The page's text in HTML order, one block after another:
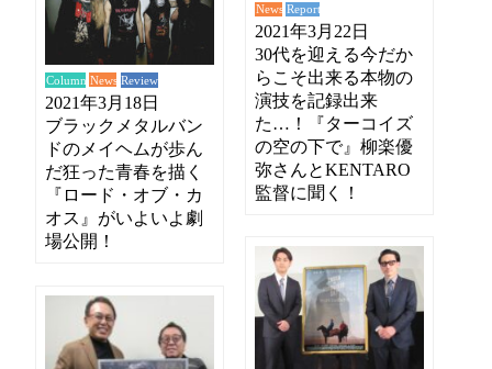
News Report
2021年3月22日
30代を迎える今だか
らこそ出来る本物の
演技を記録出来
た…！『ターコイズ
の空の下で』柳楽優
弥さんとKENTARO
監督に聞く！
Column News Review
2021年3月18日
ブラックメタルバン
ドのメイヘムが歩ん
だ狂った青春を描く
『ロード・オブ・カ
オス』がいよいよ劇
場公開！